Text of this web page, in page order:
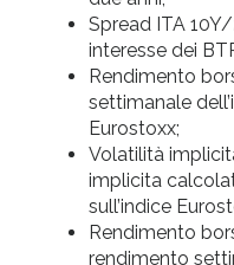
Spread ITA
interesse dei
Rendimento
settimanale
Eurostoxx;
Volatilità
implicita
sull’indice
Rendimento
rendimento